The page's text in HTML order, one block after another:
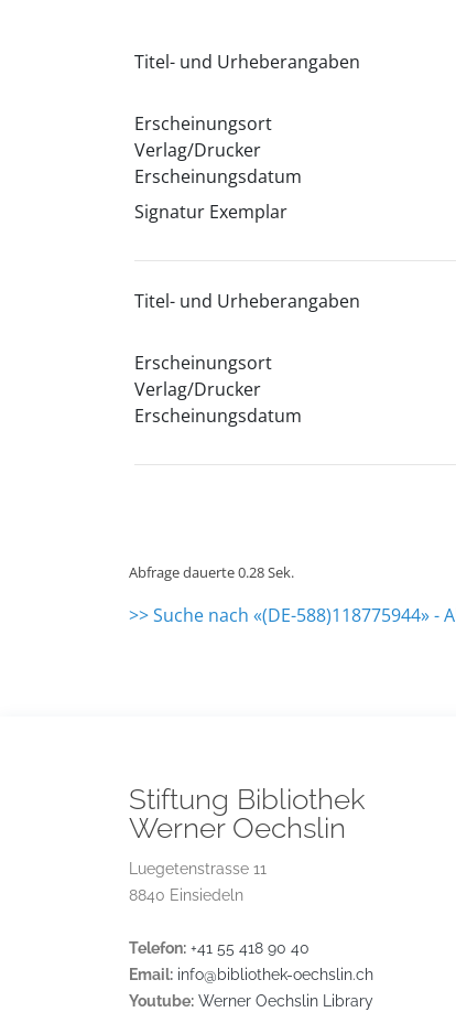
Titel- und Urheberangaben
Erscheinungsort
Verlag/Drucker
Erscheinungsdatum
Signatur Exemplar
Titel- und Urheberangaben
Erscheinungsort
Verlag/Drucker
Erscheinungsdatum
Abfrage dauerte 0.28 Sek.
>> Suche nach «(DE-588)118775944» -
Stiftung Bibliothek
Werner Oechslin
Luegetenstrasse 11
8840 Einsiedeln
Telefon: +41 55 418 90 40
Email: info@bibliothek-oechslin.ch
Youtube: Werner Oechslin Library